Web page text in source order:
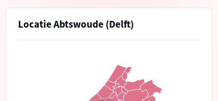
Locatie Abtswoude (Delft)